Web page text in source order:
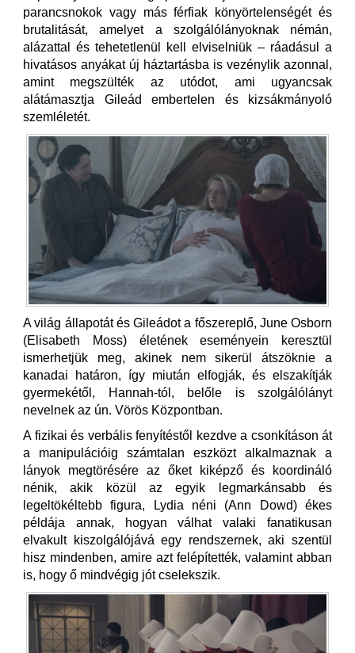
parancsnokok vagy más férfiak könyörtelenségét és
brutalitását, amelyet a szolgálólányoknak némán,
alázattal és tehetetlenül kell elviselniük – ráadásul a
hivatásos anyákat új háztartásba is vezénylik azonnal,
amint megszülték az utódot, ami ugyancsak
alátámasztja Gileád embertelen és kizsákmányoló
szemléletét.
A világ állapotát és Gileádot a főszereplő, June Osborn
(Elisabeth Moss) életének eseményein keresztül
ismerhetjük meg, akinek nem sikerül átszöknie a
kanadai határon, így miután elfogják, és elszakítják
gyermekétől, Hannah-tól, belőle is szolgálólányt
nevelnek az ún. Vörös Központban.
A fizikai és verbális fenyítéstől kezdve a csonkításon át
a manipulációig számtalan eszközt alkalmaznak a
lányok megtörésére az őket kiképző és koordináló
nénik, akik közül az egyik legmarkánsabb és
legeltökéltebb figura, Lydia néni (Ann Dowd) ékes
példája annak, hogyan válhat valaki fanatikusan
elvakult kiszolgálójává egy rendszernek, aki szentül
hisz mindenben, amire azt felépítették, valamint abban
is, hogy ő mindvégig jót cselekszik.